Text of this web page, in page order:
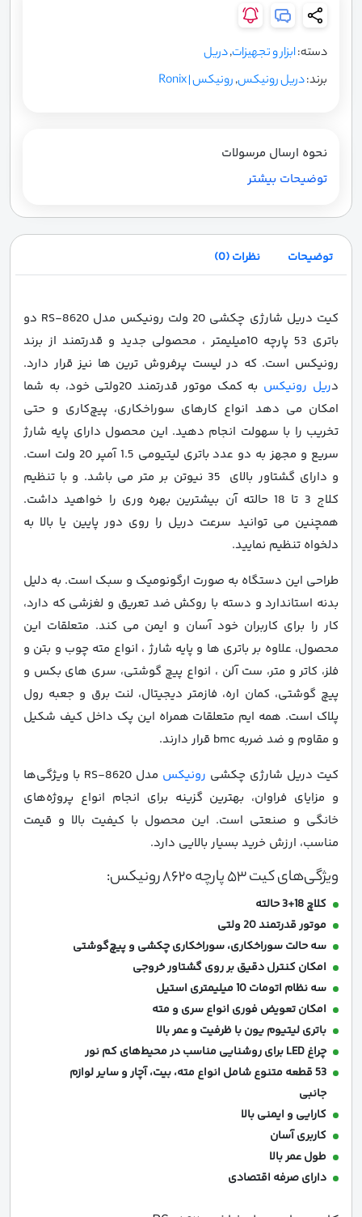
دسته:ابزار و تجهیزات,دریل
برند:دریل رونیکس,رونیکس | Ronix
نحوه ارسال مرسولات
توضیحات بیشتر
توضیحات نظرات (0)
کیت دریل شارژی چکشی 20 ولت رونیکس مدل RS-8620 دو
باتری 53 پارچه 10میلیمتر ، محصولی جدید و قدرتمند از برند
رونیکس است. که در لیست پرفروش ترین ها نیز قرار دارد.
دریل رونیکس
به کمک موتور قدرتمند 20ولتی خود، به شما
امکان می دهد انواع کارهای سوراخکاری، پیچ‌کاری و حتی
تخریب را با سهولت انجام دهید. این محصول دارای پایه شارژ
سریع و مجهز به دو عدد باتری لیتیومی 1.5 آمپر 20 ولت است.
و دارای گشتاور بالای 35 نیوتن بر متر می باشد. و با تنظیم
کلاج 3 تا 18 حالته آن بیشترین بهره وری را خواهید داشت.
همچنین می توانید سرعت دریل را روی دور پایین یا بالا به
دلخواه تنظیم نمایید.
طراحی این دستگاه به صورت ارگونومیک و سبک است. به دلیل
بدنه استاندارد و دسته با روکش ضد تعریق و لغزشی که دارد،
کار را برای کاربران خود آسان و ایمن می کند. متعلقات این
محصول، علاوه بر باتری ها و پایه شارژ ، انواع مته چوب و بتن و
فلز، کاتر و متر، ست آلن ، انواع پیچ گوشتی، سری های بکس و
پیچ گوشتی، کمان اره، فازمتر دیجیتال، لنت برق و جعبه رول
پلاک است. همه ایم متعلقات همراه این پک داخل کیف شکیل
و مقاوم و ضد ضربه bmc قرار دارند.
کیت دریل شارژی چکشی رونیکس
مدل RS-8620 با ویژگی‌ها
و مزایای فراوان، بهترین گزینه برای انجام انواع پروژه‌های
خانگی و صنعتی است. این محصول با کیفیت بالا و قیمت
مناسب، ارزش خرید بسیار بالایی دارد.
ویژگی‌های کیت 53 پارچه 8620 رونیکس:
کلاچ 18+3 حالته
موتور قدرتمند 20 ولتی
سه حالت سوراخکاری، سوراخکاری چکشی و پیچ‌گوشتی
امکان کنترل دقیق بر روی گشتاور خروجی
سه نظام اتومات 10 میلیمتری استیل
امکان تعویض فوری انواع سری و مته
باتری لیتیوم یون با ظرفیت و عمر بالا
چراغ LED برای روشنایی مناسب در محیط‌های کم نور
53 قطعه متنوع شامل انواع مته، بیت، آچار و سایر لوازم
جانبی
کارایی و ایمنی بالا
کاربری آسان
طول عمر بالا
دارای صرفه اقتصادی